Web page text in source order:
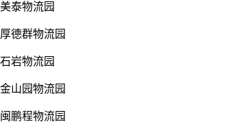
美泰物流园
厚德群物流园
石岩物流园
金山园物流园
闽鹏程物流园